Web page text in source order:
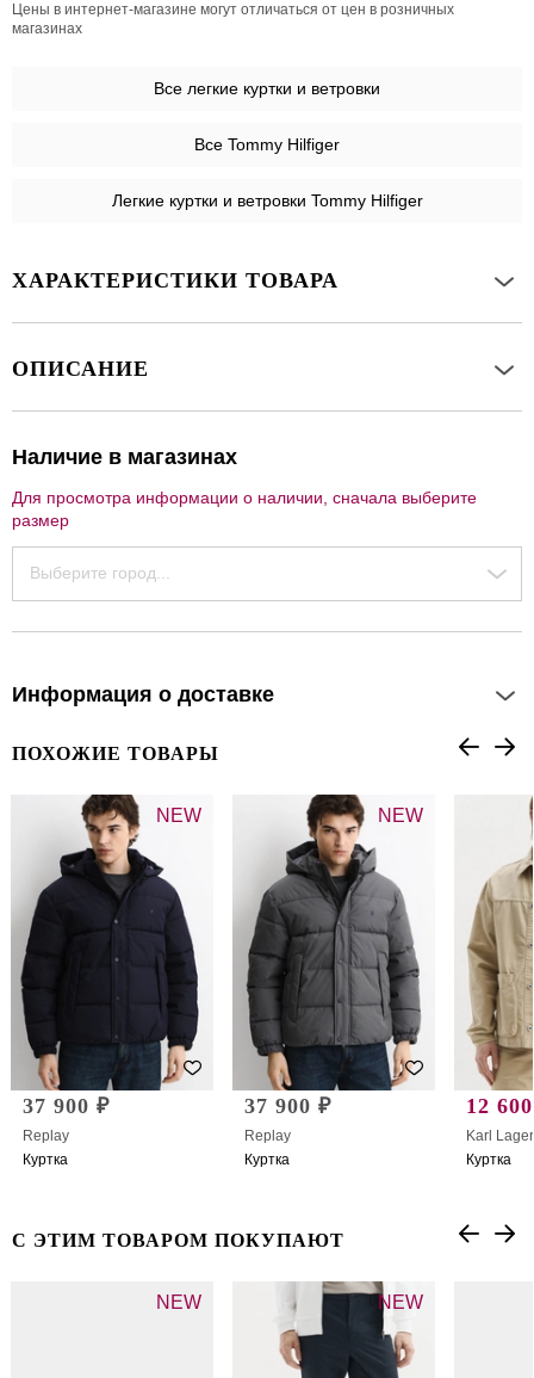
Цены в интернет-магазине могут отличаться от цен в розничных
магазинах
Все легкие куртки и ветровки
Все Tommy Hilfiger
Легкие куртки и ветровки Tommy Hilfiger
ХАРАКТЕРИСТИКИ ТОВАРА
ОПИСАНИЕ
Наличие в магазинах
Для просмотра информации о наличии, сначала выберите
размер
Выберите город...
Информация о доставке
ПОХОЖИЕ ТОВАРЫ
NEW
37 900 ₽
Replay
Куртка
NEW
37 900 ₽
Replay
Куртка
12
Karl
Куртка
С ЭТИМ ТОВАРОМ ПОКУПАЮТ
NEW NEW